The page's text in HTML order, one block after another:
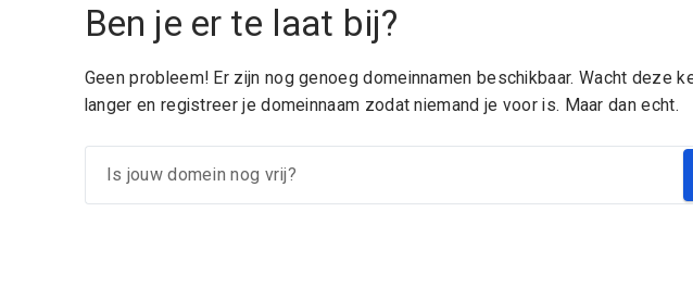
Ben je er te laat bij?
Geen probleem! Er zijn nog genoeg domeinnamen beschikbaar. Wacht deze
langer en registreer je domeinnaam zodat niemand je voor is. Maar dan echt.